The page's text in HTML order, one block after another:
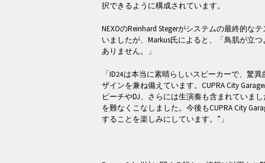
択できるように構成されています。
NEXOのReinhard Stegerがシステムの最終的な
いましたが、Markus氏によると、「鳥肌が立
ありません。」
「ID24は本当に素晴らしいスピーカーで、驚
ザインを兼ね備えています。CUPRA City
ピーチやDJ、さらには生演奏も含まれていま
を難なくこなしました。今後もCUPRA City
することを楽しみにしています。”」